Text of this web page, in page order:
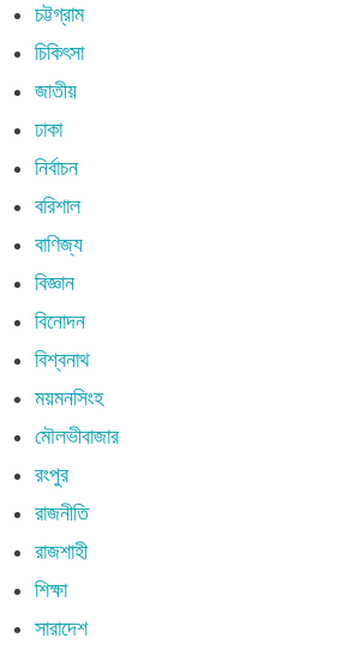
চট্টগ্রাম
চিকিৎসা
জাতীয়
ঢাকা
নির্বাচন
বরিশাল
বাণিজ্য
বিজ্ঞান
বিনোদন
বিশ্বনাথ
ময়মনসিংহ
মৌলভীবাজার
রংপুর
রাজনীতি
রাজশাহী
শিক্ষা
সারাদেশ